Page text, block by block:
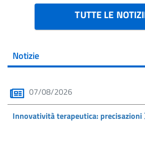
TUTTE LE
Notizie
07/08/2026
Innovatività terapeutica: precisazioni